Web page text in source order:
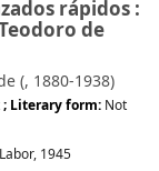
rápidos :
de
(, 1880-1938)
; Literary form: Not
Labor, 1945